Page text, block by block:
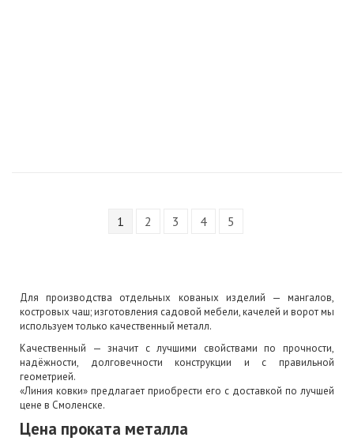
1 2 3 4 5
Для производства отдельных кованых изделий — мангалов,
костровых чаш; изготовления садовой мебели, качелей и ворот мы
используем только качественный металл.
Качественный — значит с лучшими свойствами по прочности,
надёжности, долговечности конструкции и с правильной
геометрией.
«Линия ковки» предлагает приобрести его с доставкой по лучшей
цене в Смоленске.
Цена проката металла